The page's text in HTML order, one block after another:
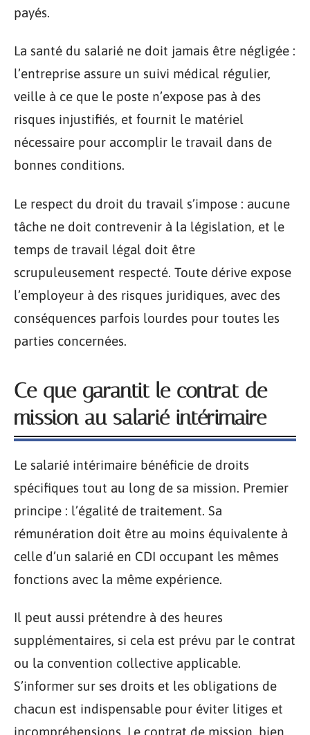
payés.
La santé du salarié ne doit jamais être négligée :
l’entreprise assure un suivi médical régulier,
veille à ce que le poste n’expose pas à des
risques injustifiés, et fournit le matériel
nécessaire pour accomplir le travail dans de
bonnes conditions.
Le respect du droit du travail s’impose : aucune
tâche ne doit contrevenir à la législation, et le
temps de travail légal doit être
scrupuleusement respecté. Toute dérive expose
l’employeur à des risques juridiques, avec des
conséquences parfois lourdes pour toutes les
parties concernées.
Ce que garantit le contrat de
mission au salarié intérimaire
Le salarié intérimaire bénéficie de droits
spécifiques tout au long de sa mission. Premier
principe : l’égalité de traitement. Sa
rémunération doit être au moins équivalente à
celle d’un salarié en CDI occupant les mêmes
fonctions avec la même expérience.
Il peut aussi prétendre à des heures
supplémentaires, si cela est prévu par le contrat
ou la convention collective applicable.
S’informer sur ses droits et les obligations de
chacun est indispensable pour éviter litiges et
incompréhensions. Le contrat de mission, bien